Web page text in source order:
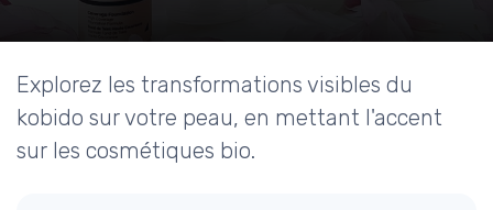
Explorez les transformations visibles du
kobido sur votre peau, en mettant l'accent
sur les cosmétiques bio.